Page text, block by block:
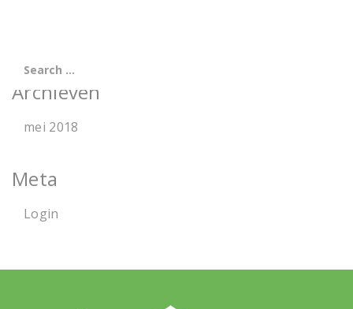
Archieven
mei 2018
Meta
Login